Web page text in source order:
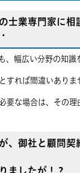
士業専門家に相
、幅広い分野の知識
すれば間違いありま
要な場合は、その理
、御社と顧問契
ましたが！？